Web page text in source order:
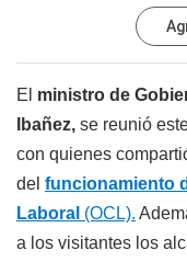
El ministro de
Ibañez, se reunió
con quienes
del funcionamiento
Laboral (OCL).
a los visitantes los